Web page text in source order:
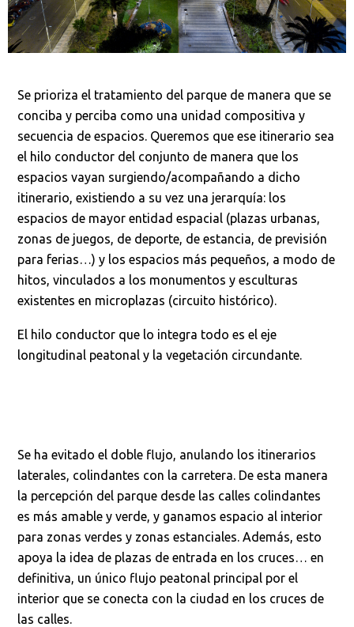
Se prioriza el tratamiento del parque de manera que se
conciba y perciba como una unidad compositiva y
secuencia de espacios. Queremos que ese itinerario sea
el hilo conductor del conjunto de manera que los
espacios vayan surgiendo/acompañando a dicho
itinerario, existiendo a su vez una jerarquía: los
espacios de mayor entidad espacial (plazas urbanas,
zonas de juegos, de deporte, de estancia, de previsión
para ferias…) y los espacios más pequeños, a modo de
hitos, vinculados a los monumentos y esculturas
existentes en microplazas (circuito histórico).
El hilo conductor que lo integra todo es el eje
longitudinal peatonal y la vegetación circundante.
Se ha evitado el doble flujo, anulando los itinerarios
laterales, colindantes con la carretera. De esta manera
la percepción del parque desde las calles colindantes
es más amable y verde, y ganamos espacio al interior
para zonas verdes y zonas estanciales. Además, esto
apoya la idea de plazas de entrada en los cruces… en
definitiva, un único flujo peatonal principal por el
interior que se conecta con la ciudad en los cruces de
las calles.